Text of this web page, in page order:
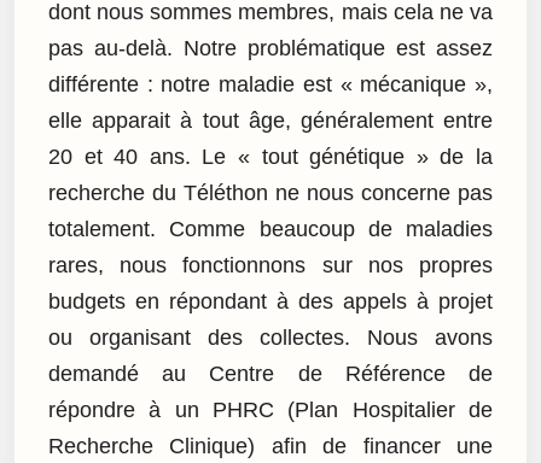
dont nous sommes membres, mais cela ne va
pas au-delà. Notre problématique est assez
différente : notre maladie est « mécanique »,
elle apparait à tout âge, généralement entre
20 et 40 ans. Le « tout génétique » de la
recherche du Téléthon ne nous concerne pas
totalement. Comme beaucoup de maladies
rares, nous fonctionnons sur nos propres
budgets en répondant à des appels à projet
ou organisant des collectes. Nous avons
demandé au Centre de Référence de
répondre à un PHRC (Plan Hospitalier de
Recherche Clinique) afin de financer une